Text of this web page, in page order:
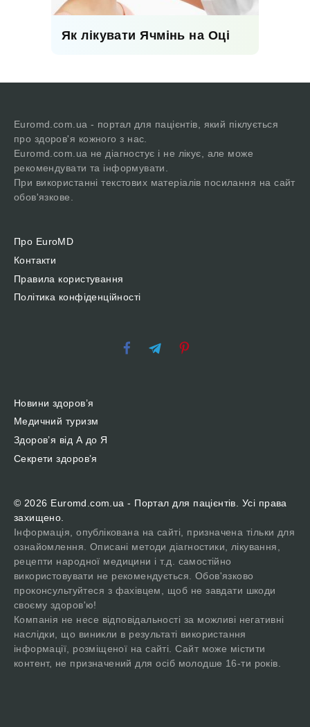
Як лікувати Ячмінь на Оці
Euromd.com.ua - портал для пацієнтів, який піклується
про здоров'я кожного з нас.
Euromd.com.ua не діагностує і не лікує, але може
рекомендувати та інформувати.
При використанні текстових матеріалів посилання на сайт
обов'язкове.
Про EuroMD
Контакти
Правила користування
Політика конфіденційності
Новини здоров’я
Медичний туризм
Здоров’я від А до Я
Секрети здоров’я
© 2026 Euromd.com.ua - Портал для пацієнтів. Усі права
захищено.
Інформація, опублікована на сайті, призначена тільки для
ознайомлення. Описані методи діагностики, лікування,
рецепти народної медицини і т.д. самостійно
використовувати не рекомендується. Обов'язково
проконсультуйтеся з фахівцем, щоб не завдати шкоди
своєму здоров'ю!
Компанія не несе відповідальності за можливі негативні
наслідки, що виникли в результаті використання
інформації, розміщеної на сайті. Сайт може містити
контент, не призначений для осіб молодше 16-ти років.